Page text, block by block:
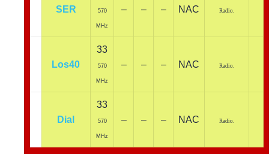
SER 570
MHz
– – – NAC Radio.
Los40
33
570
MHz
– – – NAC Radio.
Dial
33
570
MHz
– – – NAC Radio.